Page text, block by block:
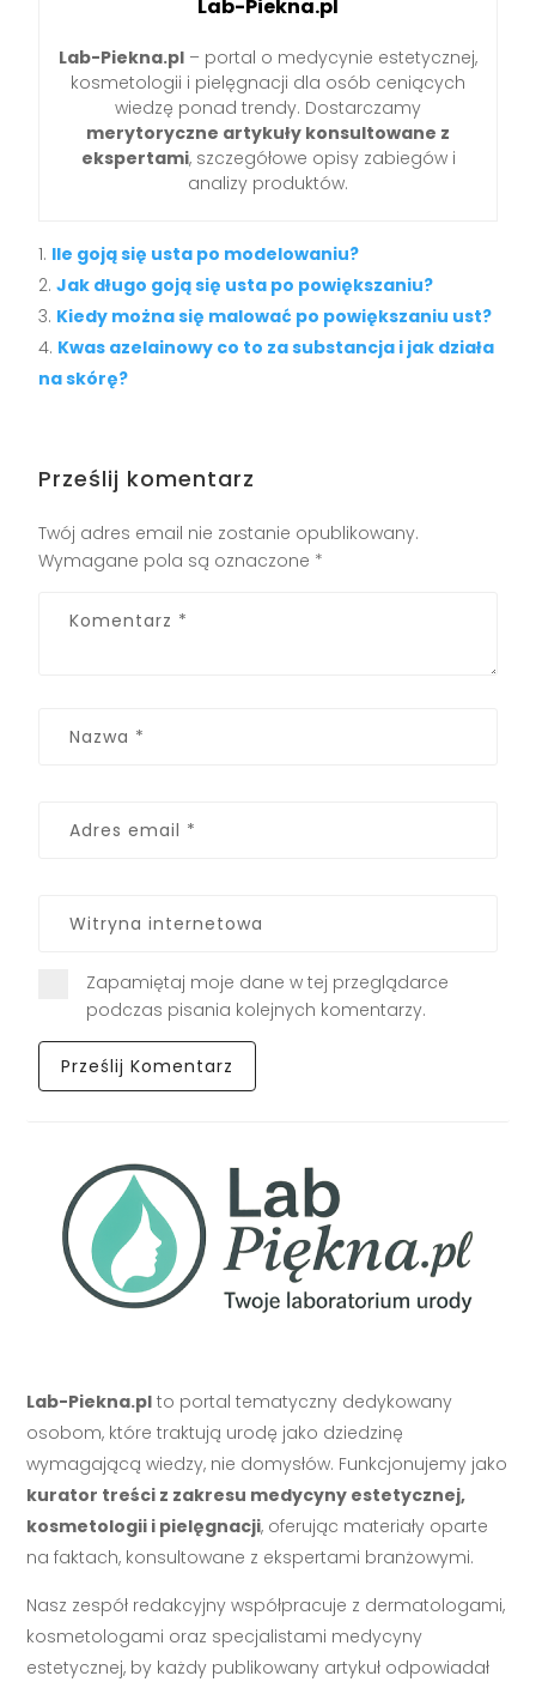
Lab-Piekna.pl
Lab-Piekna.pl – portal o medycynie estetycznej,
kosmetologii i pielęgnacji dla osób ceniących
wiedzę ponad trendy. Dostarczamy
merytoryczne artykuły konsultowane z
ekspertami, szczegółowe opisy zabiegów i
analizy produktów.
Ile goją się usta po modelowaniu?
Jak długo goją się usta po powiększaniu?
Kiedy można się malować po powiększaniu ust?
Kwas azelainowy co to za substancja i jak działa
na skórę?
Prześlij komentarz
Twój adres email nie zostanie opublikowany.
Wymagane pola są oznaczone *
Zapamiętaj moje dane w tej przeglądarce
podczas pisania kolejnych komentarzy.
Lab-Piekna.pl to portal tematyczny dedykowany
osobom, które traktują urodę jako dziedzinę
wymagającą wiedzy, nie domysłów. Funkcjonujemy jako
kurator treści z zakresu medycyny estetycznej,
kosmetologii i pielęgnacji, oferując materiały oparte
na faktach, konsultowane z ekspertami branżowymi.
Nasz zespół redakcyjny współpracuje z dermatologami,
kosmetologami oraz specjalistami medycyny
estetycznej, by każdy publikowany artykuł odpowiadał